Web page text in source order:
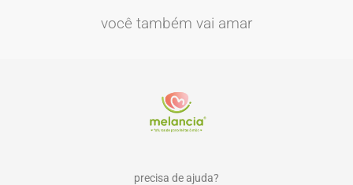
você também vai amar
precisa de ajuda?